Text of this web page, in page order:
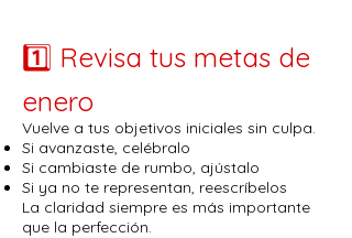
1️⃣ Revisa tus metas de
enero
Vuelve a tus objetivos iniciales sin culpa.
Si avanzaste, celébralo
Si cambiaste de rumbo, ajústalo
Si ya no te representan, reescríbelos
La claridad siempre es más importante
que la perfección.